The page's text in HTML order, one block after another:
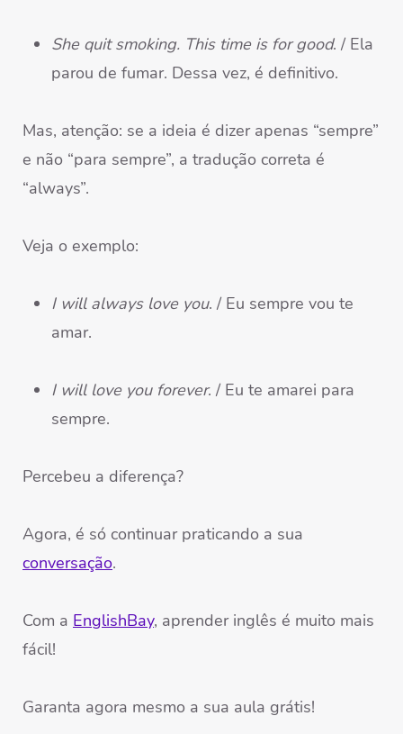
She quit smoking. This time is for good. / Ela
parou de fumar. Dessa vez, é definitivo.
Mas, atenção: se a ideia é dizer apenas “sempre”
e não “para sempre”, a tradução correta é
“always”.
Veja o exemplo:
I will always love you. / Eu sempre vou te
amar.
I will love you forever. / Eu te amarei para
sempre.
Percebeu a diferença?
Agora, é só continuar praticando a sua
conversação.
Com a EnglishBay, aprender inglês é muito mais
fácil!
Garanta agora mesmo a sua aula grátis!